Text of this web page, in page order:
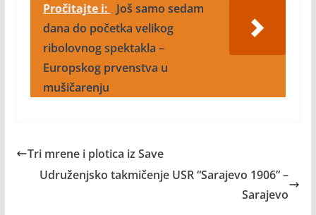
Pročitajte i:
Još samo sedam
dana do početka velikog
ribolovnog spektakla –
Europskog prvenstva u
mušičarenju
Tri mrene i plotica iz Save
Udruženjsko takmičenje USR “Sarajevo 1906” –
Sarajevo